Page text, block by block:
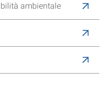
ambientale